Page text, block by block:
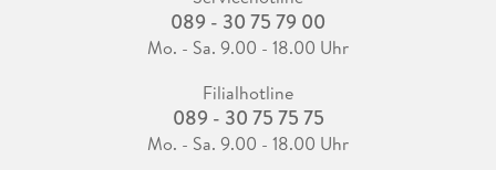
089 - 30 75 79 00
Mo. - Sa. 9.00 - 18.00 Uhr
Filialhotline
089 - 30 75 75 75
Mo. - Sa. 9.00 - 18.00 Uhr